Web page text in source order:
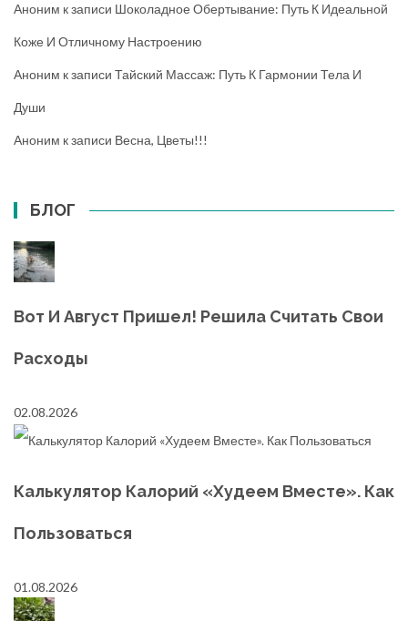
Аноним к записи Шоколадное Обертывание: Путь К Идеальной
Коже И Отличному Настроению
Аноним к записи Тайский Массаж: Путь К Гармонии Тела И
Души
Аноним к записи Весна, Цветы!!!
БЛОГ
Вот И Август Пришел! Решила Считать Свои
Расходы
02.08.2026
Калькулятор Калорий «Худеем Вместе». Как
Пользоваться
01.08.2026